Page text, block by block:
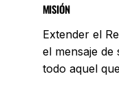
MISIÓN
Extender el
el mensaje
todo aquel